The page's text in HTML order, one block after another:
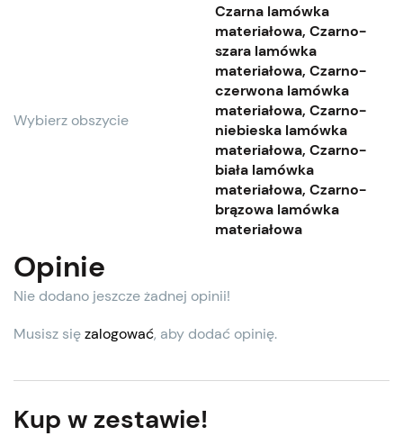
Wybierz obszycie
Czarna lamówka
materiałowa, Czarno-
szara lamówka
materiałowa, Czarno-
czerwona lamówka
materiałowa, Czarno-
niebieska lamówka
materiałowa, Czarno-
biała lamówka
materiałowa, Czarno-
brązowa lamówka
materiałowa
Opinie
Nie dodano jeszcze żadnej opinii!
Musisz sięzalogować, aby dodać opinię.
Kup w zestawie!